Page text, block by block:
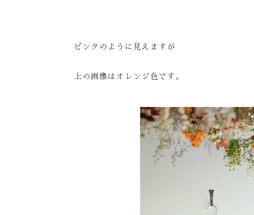
ピンクのように見えますが
上の画像はオレンジ色です。